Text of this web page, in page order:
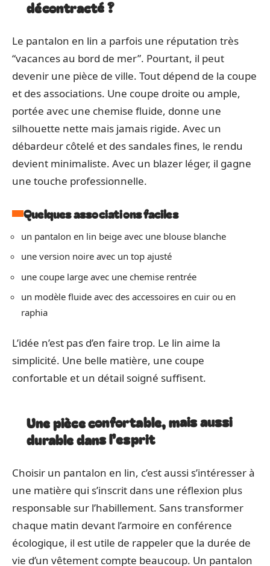
décontracté ?
Le pantalon en lin a parfois une réputation très
“vacances au bord de mer”. Pourtant, il peut
devenir une pièce de ville. Tout dépend de la coupe
et des associations. Une coupe droite ou ample,
portée avec une chemise fluide, donne une
silhouette nette mais jamais rigide. Avec un
débardeur côtelé et des sandales fines, le rendu
devient minimaliste. Avec un blazer léger, il gagne
une touche professionnelle.
Quelques associations faciles
un pantalon en lin beige avec une blouse blanche
une version noire avec un top ajusté
une coupe large avec une chemise rentrée
un modèle fluide avec des accessoires en cuir ou en
raphia
L’idée n’est pas d’en faire trop. Le lin aime la
simplicité. Une belle matière, une coupe
confortable et un détail soigné suffisent.
Une pièce confortable, mais aussi
durable dans l’esprit
Choisir un pantalon en lin, c’est aussi s’intéresser à
une matière qui s’inscrit dans une réflexion plus
responsable sur l’habillement. Sans transformer
chaque matin devant l’armoire en conférence
écologique, il est utile de rappeler que la durée de
vie d’un vêtement compte beaucoup. Un pantalon